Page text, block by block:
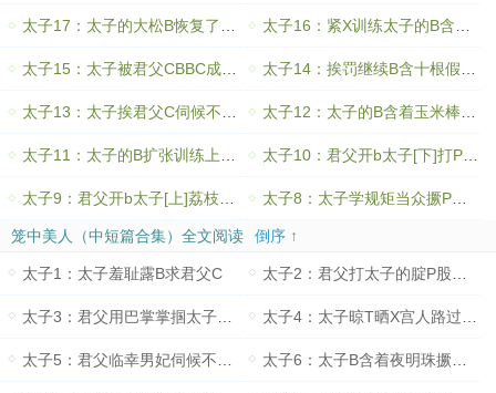
太子17：太子的大松B恢复了紧致被君父CB父子同乐 太子16：紧X训练太子的B含着一根筷子筷子不许掉出来
太子15：太子被君父CBBC成大松B 太子14：挨罚继续B含十根假D一整天X口流个不停
太子13：太子挨君父C伺候不周挨罚巴掌扇B 太子12：太子的B含着玉米棒同君父坐马车去北方治理旱灾
太子11：太子的B扩张训练上早朝时B塞着玉势 太子10：君父开b太子[下]打P股事后B内塞着玉势入睡
太子9：君父开b太子[上]荔枝塞B当着君父的面排泄 太子8：太子学规矩当众撅P股挨藤条尊严扫地
笼中美人（中短篇合集）全文阅读 倒序 ↑
太子1：太子羞耻露B求君父C 太子2：君父打太子的腚P股打肿
太子3：君父用巴掌掌掴太子的BB掴肿 太子4：太子晾T晒X宫人路过围观
太子5：君父临幸男妃伺候不周掴脸君父想着太子自渎 太子6：太子B含着夜明珠撅着腚跪在墙角当灯具